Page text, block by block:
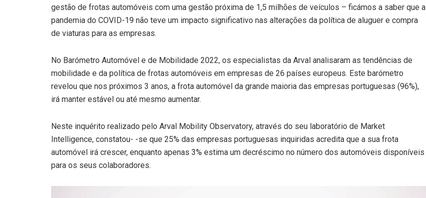
gestão de frotas automóveis com uma gestão próxima de 1,5 milhões de veículos – ficámos a saber que a
pandemia do COVID-19 não teve um impacto significativo nas alterações da política de aluguer e compra
de viaturas para as empresas.
No Barómetro Automóvel e de Mobilidade 2022, os especialistas da Arval analisaram as tendências de
mobilidade e da política de frotas automóveis em empresas de 26 países europeus. Este barómetro
revelou que nos próximos 3 anos, a frota automóvel da grande maioria das empresas portuguesas (96%),
irá manter estável ou até mesmo aumentar.
Neste inquérito realizado pelo Arval Mobility Observatory, através do seu laboratório de Market
Intelligence, constatou- -se que 25% das empresas portuguesas inquiridas acredita que a sua frota
automóvel irá crescer, enquanto apenas 3% estima um decréscimo no número dos automóveis disponíveis
para os seus colaboradores.